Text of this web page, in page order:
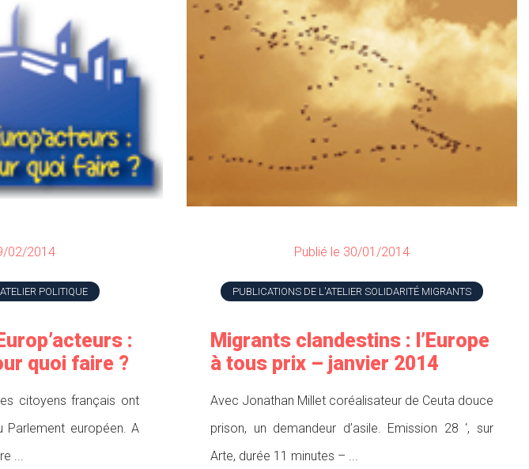
02/2014
POLITIQUE
:
quoi faire ?
citoyens français ont
Parlement européen. A
...
Publié le 30/01/2014
PUBLICATIONS DE L'ATELIER SOLIDARITÉ MIGRANTS
Migrants clandestins : l’Europe
à tous prix – janvier 2014
Avec Jonathan Millet coréalisateur de Ceuta douce
prison, un demandeur d’asile. Emission 28 ‘, sur
Arte, durée 11 minutes – ...